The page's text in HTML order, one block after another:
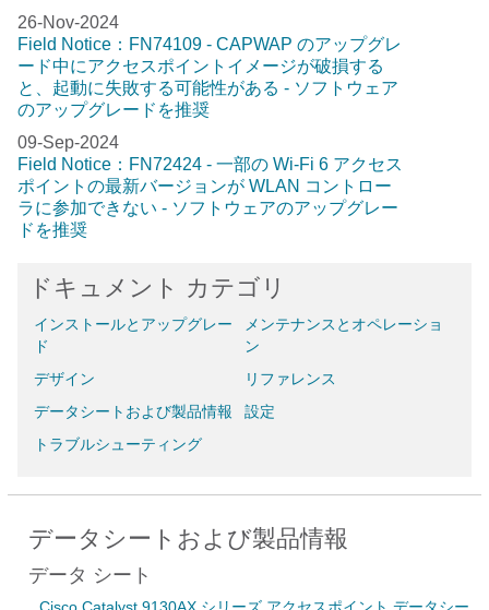
26-Nov-2024
Field Notice：FN74109 - CAPWAP のアップグレ
ード中にアクセスポイントイメージが破損する
と、起動に失敗する可能性がある - ソフトウェア
のアップグレードを推奨
09-Sep-2024
Field Notice：FN72424 - 一部の Wi-Fi 6 アクセス
ポイントの最新バージョンが WLAN コントロー
ラに参加できない - ソフトウェアのアップグレー
ドを推奨
ドキュメント カテゴリ
インストールとアップグレー
ド
デザイン
データシートおよび製品情報
トラブルシューティング
メンテナンスとオペレーショ
ン
リファレンス
設定
データシートおよび製品情報
データ シート
Cisco Catalyst 9130AX シリーズ アクセスポイント データシー